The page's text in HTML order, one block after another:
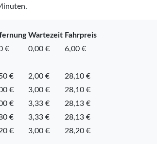
Wartezeit Fahrpreis
€ 0,00 €
6,00 €
€ 2,00 €
28,10 €
€ 3,00 €
28,10 €
€ 3,33 €
28,13 €
€ 3,33 €
28,13 €
€ 3,00 €
28,20 €